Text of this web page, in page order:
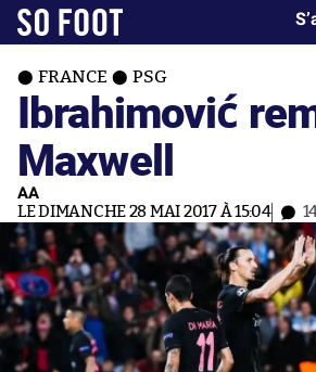
FRANCE PSG
Ibrahimović
Maxwell
AA
LE DIMANCHE 28 MAI 2017 À 15:04